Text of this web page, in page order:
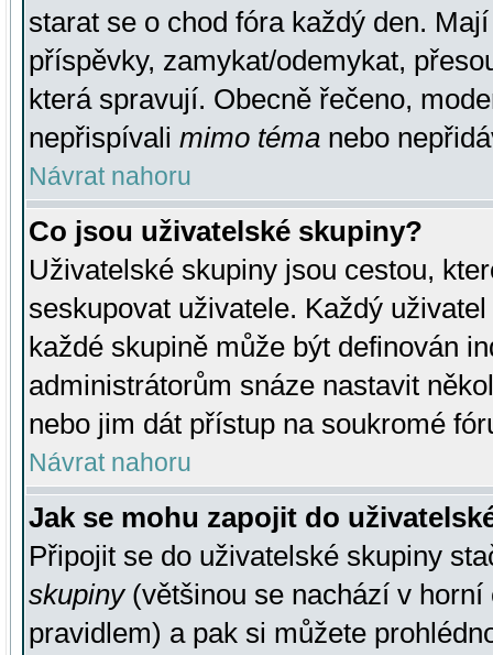
starat se o chod fóra každý den.
příspěvky, zamykat/odemykat,
která spravují. Obecně řečeno,
nepřispívali mimo téma nebo
Návrat nahoru
Co jsou uživatelské skupiny?
Uživatelské skupiny jsou cestou,
seskupovat uživatele. Každý
každé skupině může být definován
administrátorům snáze nastavit
nebo jim dát přístup na soukromé
Návrat nahoru
Jak se mohu zapojit do
Připojit se do uživatelské skupiny
skupiny(většinou se nachází v horní
pravidlem) a pak si můžete